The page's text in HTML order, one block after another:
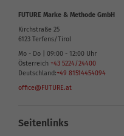
FUTURE Marke & Methode GmbH
Kirchstraße 25
6123 Terfens/Tirol
Mo - Do | 09:00 - 12:00 Uhr
Österreich +43 5224/24400
Deutschland:+49 81514454094
office@FUTURE.at
Seitenlinks